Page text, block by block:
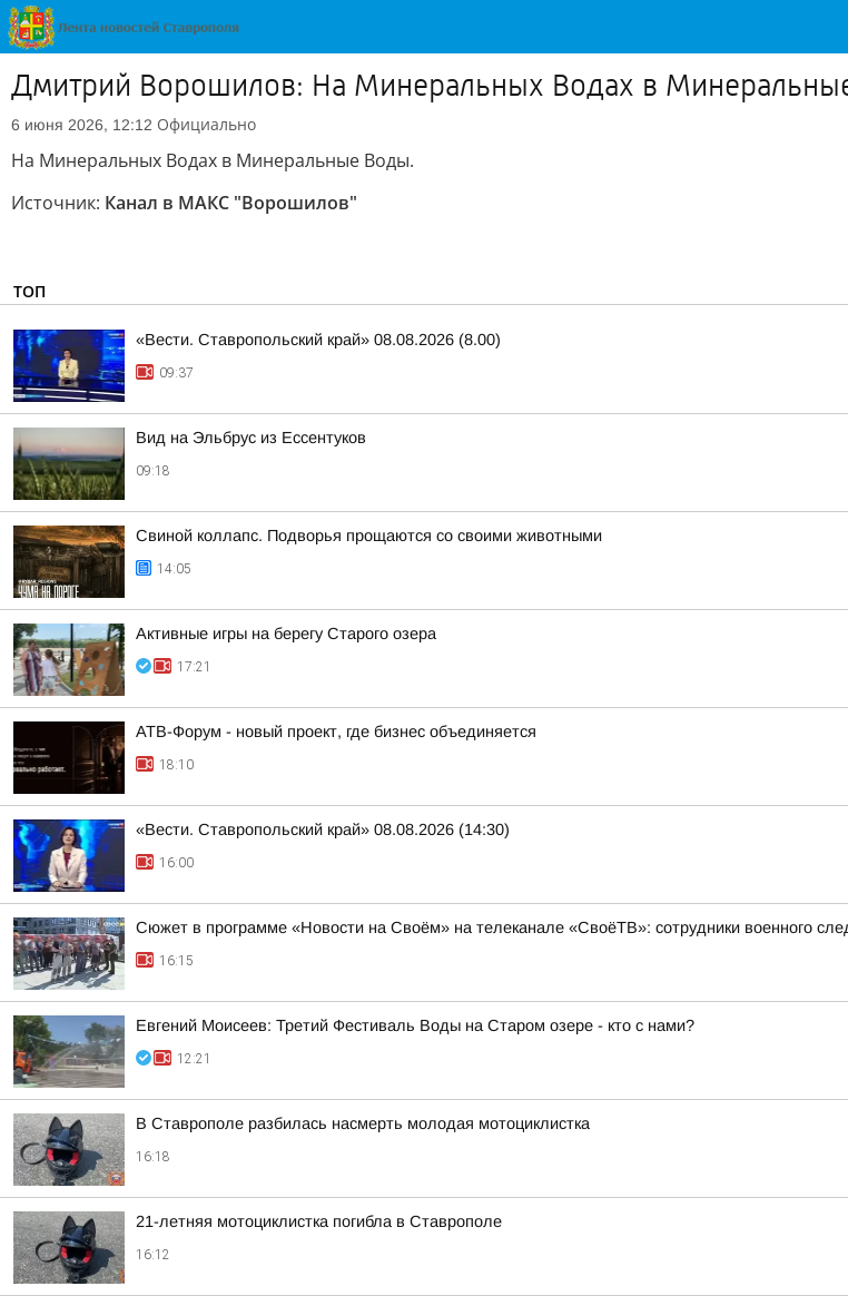
Дмитрий Ворошилов: На Минеральных Водах в
6 июня 2026, 12:12 Официально
На Минеральных Водах в Минеральные Воды.
Источник: Канал в МАКС "Ворошилов"
ТОП
«Вести. Ставропольский край» 08.08.2026 (8.00)
09:37
Вид на Эльбрус из Ессентуков
09:18
Свиной коллапс. Подворья прощаются со своими животными
14:05
Активные игры на берегу Старого озера
17:21
АТВ-Форум - новый проект, где бизнес объединяется
18:10
«Вести. Ставропольский край» 08.08.2026 (14:30)
16:00
Сюжет в программе «Новости на Своём» на телеканале «СвоёТВ»: сотрудники военного
16:15
Евгений Моисеев: Третий Фестиваль Воды на Старом озере - кто с нами?
12:21
В Ставрополе разбилась насмерть молодая мотоциклистка
16:18
21-летняя мотоциклистка погибла в Ставрополе
16:12